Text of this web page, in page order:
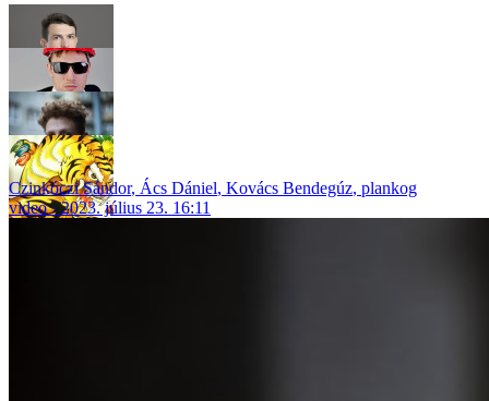
Czinkóczi Sándor, Ács Dániel, Kovács Bendegúz, plankog
video
2023. július 23. 16:11